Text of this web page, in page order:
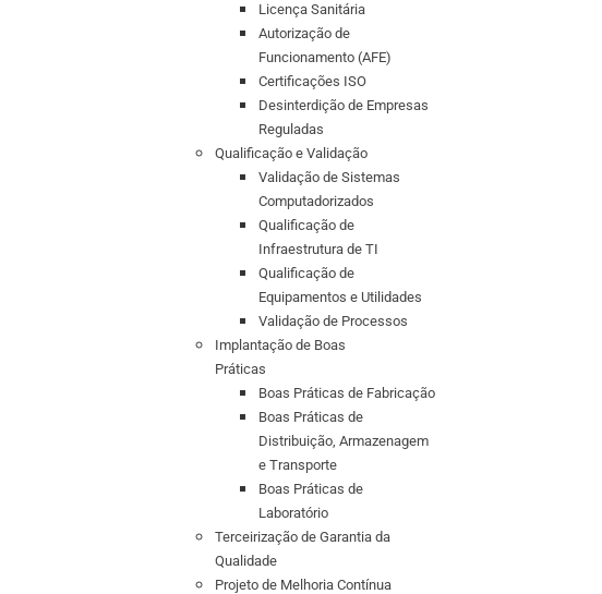
Licença Sanitária
Autorização de
Funcionamento (AFE)
Certificações ISO
Desinterdição de Empresas
Reguladas
Qualificação e Validação
Validação de Sistemas
Computadorizados
Qualificação de
Infraestrutura de TI
Qualificação de
Equipamentos e Utilidades
Validação de Processos
Implantação de Boas
Práticas
Boas Práticas de Fabricação
Boas Práticas de
Distribuição, Armazenagem
e Transporte
Boas Práticas de
Laboratório
Terceirização de Garantia da
Qualidade
Projeto de Melhoria Contínua